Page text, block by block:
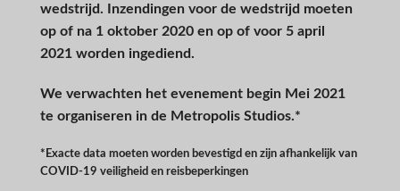
wedstrijd. Inzendingen voor de wedstrijd moeten
op of na 1 oktober 2020 en op of voor 5 april
2021 worden ingediend.
We verwachten het evenement begin Mei 2021
te organiseren in de Metropolis Studios.*
*Exacte data moeten worden bevestigd en zijn afhankelijk van
COVID-19 veiligheid en reisbeperkingen